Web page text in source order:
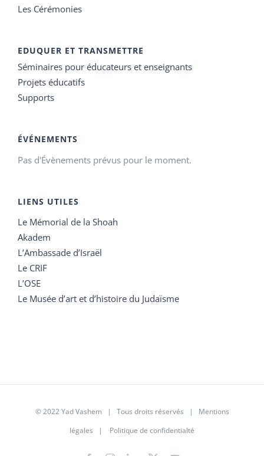
Les Cérémonies
EDUQUER ET TRANSMETTRE
Séminaires pour éducateurs et enseignants
Projets éducatifs
Supports
ÉVÉNEMENTS
Pas d'Évènements prévus pour le moment.
LIENS UTILES
Le Mémorial de la Shoah
Akadem
L’Ambassade d’Israël
Le CRIF
L’OSE
Le Musée d’art et d’histoire du Judaïsme
© 2022 Yad Vashem | Tous droits réservés | Mentions
légales | Politique de confidentialté